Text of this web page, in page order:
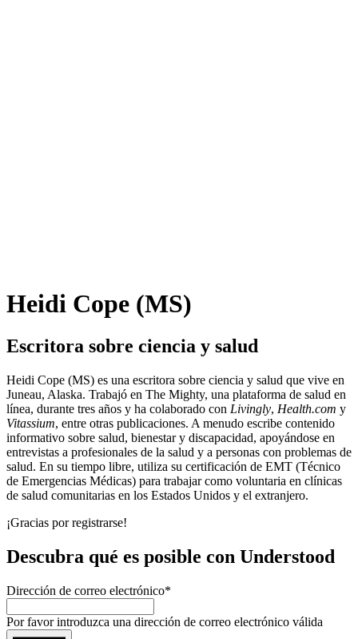
Heidi Cope (MS)
Escritora sobre ciencia y salud
Heidi Cope (MS) es una escritora sobre ciencia y salud que vive en
Juneau, Alaska. Trabajó en The Mighty, una plataforma de salud en
línea, durante tres años y ha colaborado con Livingly, Health.com y
Vitassium, entre otras publicaciones. A menudo escribe contenido
informativo sobre salud, bienestar y discapacidad, apoyándose en
entrevistas a profesionales de la salud y a personas con problemas de
salud. En su tiempo libre, utiliza su certificación de EMT (Técnico
de Emergencias Médicas) para trabajar como voluntaria en clínicas
de salud comunitarias en los Estados Unidos y el extranjero.
¡Gracias por registrarse!
Descubra qué es posible con Understood
Dirección de correo electrónico*
Por favor introduzca una dirección de correo electrónico válida